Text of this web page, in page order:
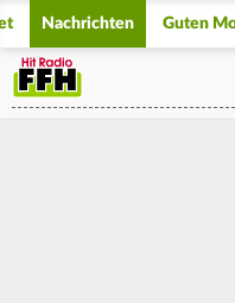
Nachrichten Guten